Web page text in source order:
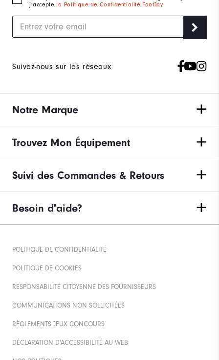
j’accepte la Politique de Confidentialité FootJoy.
Suivez-nous sur les réseaux
Notre Marque
Trouvez Mon Équipement
Suivi des Commandes & Retours
Besoin d'aide?
POLITIQUE DE CONFIDENTIALITÉ
POLITIQUE DE COOKIES
RESPONSABILITÉ CITOYENNE DES FOURNISSEURS
COMMUNICATIONS NON SOLLICITÉES
RÈGLEMENTS JEUX CONCOURS
DÉCLARATION D'ACCESSIBILITÉ AU WEB